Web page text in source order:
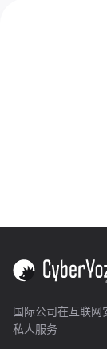
国际公司在互联网
私人服务